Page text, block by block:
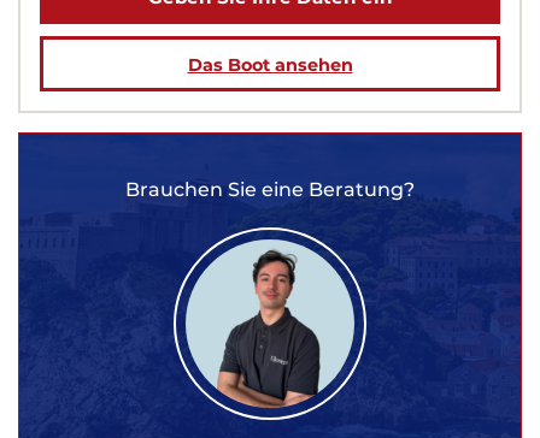
Das Boot ansehen
Brauchen Sie eine Beratung?